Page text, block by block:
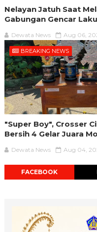
Nelayan Jatuh Saat
Gabungan Gencar
Dewata News Aug 06,
BREAKING NEWS
"Super Boy", Crosser
Bersih 4 Gelar Juara
Dewata News Aug 04,
FACEBOOK